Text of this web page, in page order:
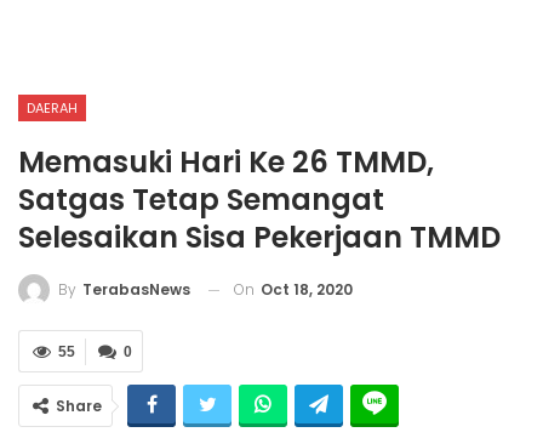
DAERAH
Memasuki Hari Ke 26 TMMD,
Satgas Tetap Semangat
Selesaikan Sisa Pekerjaan TMMD
By TerabasNews On Oct 18, 2020
0
55
Share